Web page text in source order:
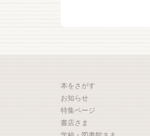
本をさがす
お知らせ
特集ページ
書店さま